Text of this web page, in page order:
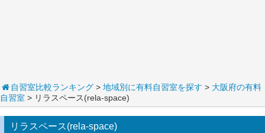
自習室比較ランキング > 地域別に有料自習室を探す > 大阪府の有料
自習室 > リラスペース(rela-space)
リラスペース(rela-space)